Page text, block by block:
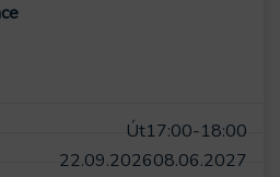
Út17:00-18:00
22.09.202608.06.2027